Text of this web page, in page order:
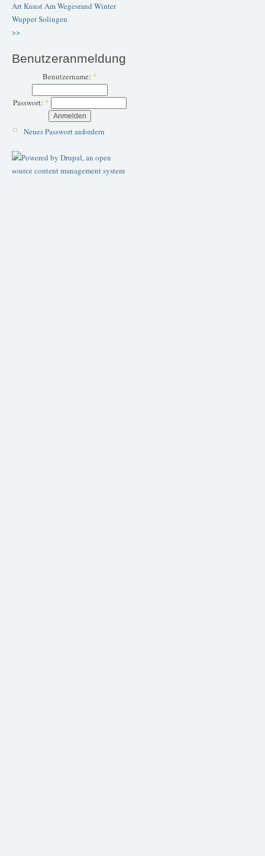
ArtKunstAm Wegesrand Winter
WupperSolingen
>>
Benutzeranmeldung
Benutzername: *
Passwort: *
Neues Passwort anfordern